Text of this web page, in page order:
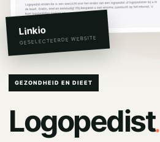
Linkio
GESELECTEERDE WEBSITE
GEZONDHEID EN DIEET
Logopedist.